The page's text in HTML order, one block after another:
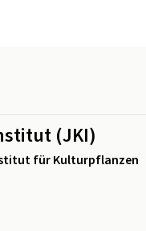
(JKI)
für Kulturpflanzen